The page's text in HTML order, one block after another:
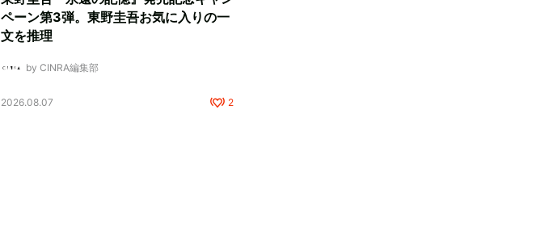
ペーン第3弾。東野圭吾お気に入りの一
文を推理
by CINRA編集部
2026.08.07 2